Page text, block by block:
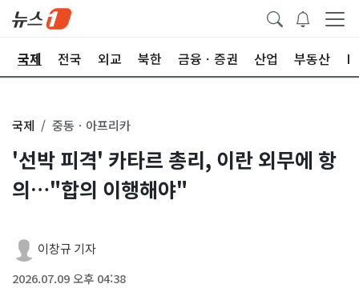
국제 전국 외교 북한 금융ㆍ증권 산업 부동산
국제 중동ㆍ아프리카
'선박 피격' 카타르 총리, 이란 외무에 항
의…"합의 이행해야"
이창규 기자
2026.07.09 오후 04:38